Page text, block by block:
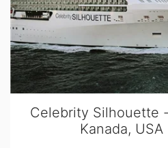
Celebrity Silhouette
Kanada,